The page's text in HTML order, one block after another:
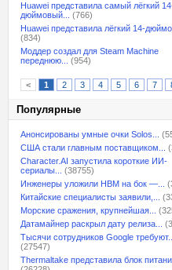
Huawei представила самый лёгкий
дюймовый...
(766)
Huawei представила лёгкий 14-
(834)
Моддер создал для Steam Machine
переднюю...
(954)
< 1 2 3 4 5 6 7
Популярные
Анонсированы умные очки Solos...
США стали главным поставщиком...
Character.AI запустила короткие ИИ-
сериалы...
(38755)
Инженеры уложили HBM на бок —...
Китайские специалисты заявили,...
Морские сражения, крупнейшая...
Датамайнер раскрыл дату релиза...
Тысячи сотрудников Google требуют...
(27547)
Thermaltake представила блок